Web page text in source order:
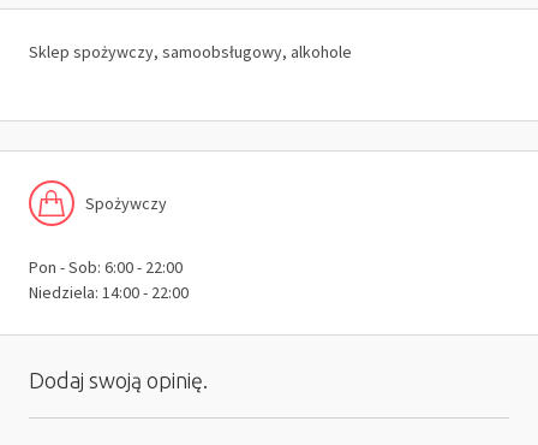
Sklep spożywczy, samoobsługowy, alkohole
Spożywczy
Pon - Sob: 6:00 - 22:00
Niedziela: 14:00 - 22:00
Dodaj swoją opinię.